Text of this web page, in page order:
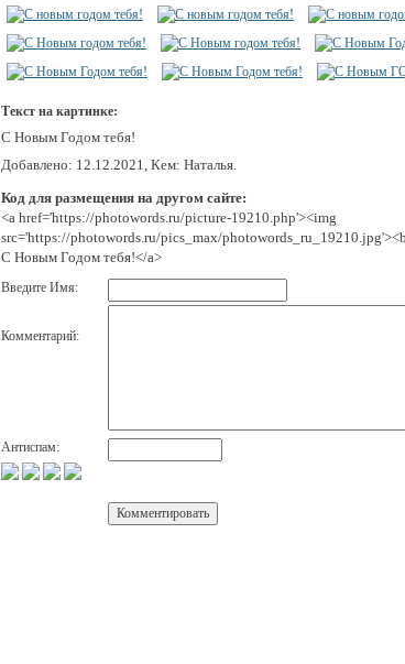
Текст на картинке:
С Новым Годом тебя!
Добавлено: 12.12.2021, Кем: Наталья.
Код для размещения на другом сайте:
<a href='https://photowords.ru/picture-19210.php'><img
src='https://photowords.ru/pics_max/
С Новым Годом тебя!</a>
Введите Имя:
Комментарий:
Антиспам: